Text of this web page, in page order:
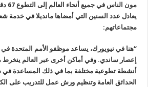
مون
يعادل عدد السنين التي أمضاها مانديلا في خدمة
مجتماعاتهم:
“هنا في نيويورك، يساعد موظفو الأمم المتحدة في
إعصار ساندي. وفي أماكن أخرى عبر العالم ينخرط
أنشطة تطوعية مختلفة بما في ذلك المساعدة في
الحدائق العامة وتنظيم ورش عمل للتدريب على